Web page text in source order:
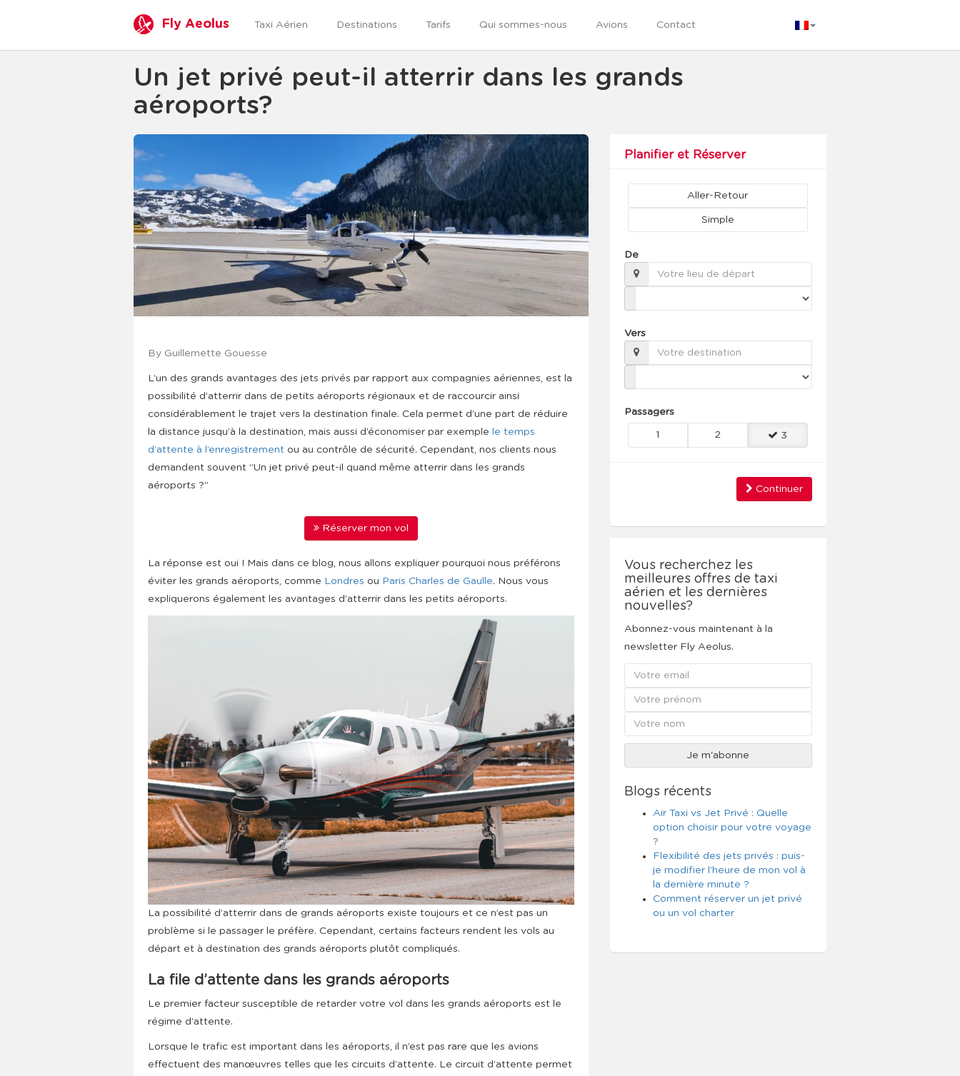
Fly Aeolus Taxi Aérien Destinations Tarifs Qui sommes-nous Avions Contact
Un jet privé peut-il atterrir dans les grands
aéroports?
By Guillemette Gouesse
L’un des grands avantages des jets privés par rapport aux compagnies aériennes, est la
possibilité d’atterrir dans de petits aéroports régionaux et de raccourcir ainsi
considérablement le trajet vers la destination finale. Cela permet d’une part de réduire
la distance jusqu’à la destination, mais aussi d’économiser par exemple
le temps
d’attente à l’enregistrement ou au contrôle de sécurité. Cependant, nos clients nous
demandent souvent “Un jet privé peut-il quand même atterrir dans les grands
aéroports ?”
Réserver mon vol
La réponse est oui ! Mais dans ce blog, nous allons expliquer pourquoi nous préférons
éviter les grands aéroports, comme Londres ou Paris Charles de Gaulle. Nous vous
expliquerons également les avantages d’atterrir dans les petits aéroports.
La possibilité d’atterrir dans de grands aéroports existe toujours et ce n’est pas un
problème si le passager le préfère. Cependant, certains facteurs rendent les vols au
départ et à destination des grands aéroports plutôt compliqués.
La file d’attente dans les grands aéroports
Le premier facteur susceptible de retarder votre vol dans les grands aéroports est le
régime d’attente.
Lorsque le trafic est important dans les aéroports, il n’est pas rare que les avions
effectuent des manœuvres telles que les circuits d’attente. Le circuit d’attente permet
Planifier et Réserver
Aller-Retour
Simple
De
Vers
Passagers
1 2 3
Continuer
Vous recherchez les
meilleures offres de taxi
aérien et les dernières
nouvelles?
Abonnez-vous maintenant à la
newsletter Fly Aeolus.
Blogs récents
Air Taxi vs Jet Privé : Quelle
option choisir pour votre voyage
?
Flexibilité des jets privés : puis-
je modifier l’heure de mon vol à
la dernière minute ?
Comment réserver un jet privé
ou un vol charter